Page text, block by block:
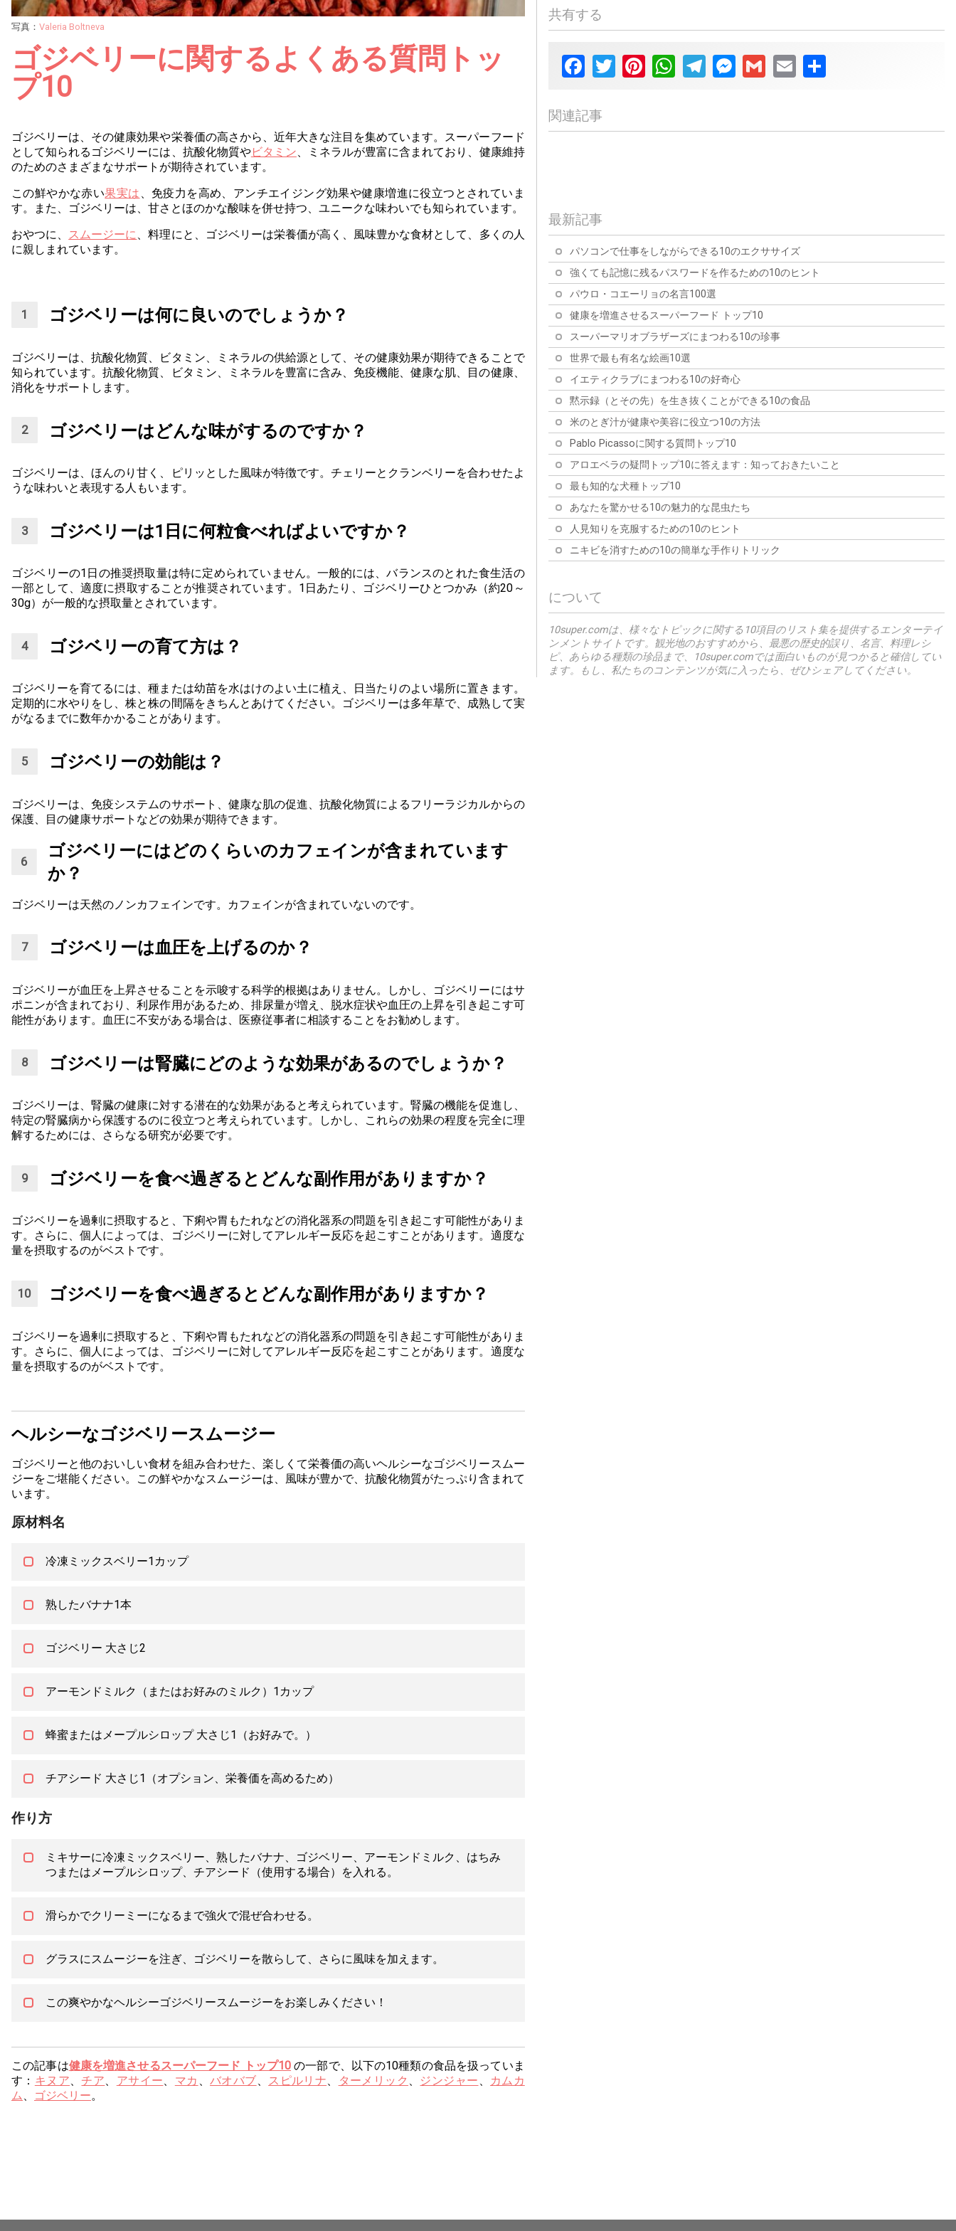
写真： Valeria Boltneva
ゴジベリーに関するよくある質問トッ
プ10
ゴジベリーは、その健康効果や栄養価の高さから、近年大きな注目を集めています。スーパーフード
として知られるゴジベリーには、抗酸化物質やビタミン 、ミネラルが豊富に含まれており、健康維持
のためのさまざまなサポートが期待されています。
この鮮やかな赤い果実は 、免疫力を高め、アンチエイジング効果や健康増進に役立つとされていま
す。また、ゴジベリーは、甘さとほのかな酸味を併せ持つ、ユニークな味わいでも知られています。
おやつに、 スムージーに
、料理にと、ゴジベリーは栄養価が高く、風味豊かな食材として、多くの人
に親しまれています。
ゴジベリーは何に良いのでしょうか？
ゴジベリーは、抗酸化物質、ビタミン、ミネラルの供給源として、その健康効果が期待できることで
知られています。抗酸化物質、ビタミン、ミネラルを豊富に含み、免疫機能、健康な肌、目の健康、
消化をサポートします。
ゴジベリーはどんな味がするのですか？
ゴジベリーは、ほんのり甘く、ピリッとした風味が特徴です。チェリーとクランベリーを合わせたよ
うな味わいと表現する人もいます。
ゴジベリーは1日に何粒食べればよいですか？
ゴジベリーの1日の推奨摂取量は特に定められていません。一般的には、バランスのとれた食生活の
一部として、適度に摂取することが推奨されています。1日あたり、ゴジベリーひとつかみ（約20～
30g）が一般的な摂取量とされています。
ゴジベリーの育て方は？
ゴジベリーを育てるには、種または幼苗を水はけのよい土に植え、日当たりのよい場所に置きます。
定期的に水やりをし、株と株の間隔をきちんとあけてください。ゴジベリーは多年草で、成熟して実
がなるまでに数年かかることがあります。
ゴジベリーの効能は？
ゴジベリーは、免疫システムのサポート、健康な肌の促進、抗酸化物質によるフリーラジカルからの
保護、目の健康サポートなどの効果が期待できます。
ゴジベリーにはどのくらいのカフェインが含まれています
か？
ゴジベリーは天然のノンカフェインです。カフェインが含まれていないのです。
ゴジベリーは血圧を上げるのか？
ゴジベリーが血圧を上昇させることを示唆する科学的根拠はありません。しかし、ゴジベリーにはサ
ポニンが含まれており、利尿作用があるため、排尿量が増え、脱水症状や血圧の上昇を引き起こす可
能性があります。血圧に不安がある場合は、医療従事者に相談することをお勧めします。
ゴジベリーは腎臓にどのような効果があるのでしょうか？
ゴジベリーは、腎臓の健康に対する潜在的な効果があると考えられています。腎臓の機能を促進し、
特定の腎臓病から保護するのに役立つと考えられています。しかし、これらの効果の程度を完全に理
解するためには、さらなる研究が必要です。
ゴジベリーを食べ過ぎるとどんな副作用がありますか？
ゴジベリーを過剰に摂取すると、下痢や胃もたれなどの消化器系の問題を引き起こす可能性がありま
す。さらに、個人によっては、ゴジベリーに対してアレルギー反応を起こすことがあります。適度な
量を摂取するのがベストです。
ゴジベリーを食べ過ぎるとどんな副作用がありますか？
ゴジベリーを過剰に摂取すると、下痢や胃もたれなどの消化器系の問題を引き起こす可能性がありま
す。さらに、個人によっては、ゴジベリーに対してアレルギー反応を起こすことがあります。適度な
量を摂取するのがベストです。
ヘルシーなゴジベリースムージー
ゴジベリーと他のおいしい食材を組み合わせた、楽しくて栄養価の高いヘルシーなゴジベリースムー
ジーをご堪能ください。この鮮やかなスムージーは、風味が豊かで、抗酸化物質がたっぷり含まれて
います。
原材料名
冷凍ミックスベリー1カップ
熟したバナナ1本
ゴジベリー 大さじ2
アーモンドミルク（またはお好みのミルク）1カップ
蜂蜜またはメープルシロップ 大さじ1（お好みで。）
チアシード 大さじ1（オプション、栄養価を高めるため）
作り方
ミキサーに冷凍ミックスベリー、熟したバナナ、ゴジベリー、アーモンドミルク、はちみ
つまたはメープルシロップ、チアシード（使用する場合）を入れる。
滑らかでクリーミーになるまで強火で混ぜ合わせる。
グラスにスムージーを注ぎ、ゴジベリーを散らして、さらに風味を加えます。
この爽やかなヘルシーゴジベリースムージーをお楽しみください！
この記事は健康を増進させるスーパーフード トップ10 の一部で、以下の10種類の食品を扱っていま
す： キヌア チア アサイー マカ 、バオバブ スピルリナ ターメリック ジンジャー
カムカ
ム
ゴジベリー。
共有する
Facebook
TwitterPinterestWhatsAppTelegramMessenger
Gmail Email
関連記事
の注意点など、この簡潔なガイドは、この万能な根菜に
ついて貴重な洞察を提供します。
ターメリックについて興味がありますか？この記事で
は、この人気のスパイスに関するよくある質問トップ10
を紹介しています。ウコンの健康効果、推奨される摂取
量、味の特徴、潜在的な副作用など、ウコンについて理
解を深めてください。ウコンについての疑問が解決する
はずです。
バオバブに関するよくある質問トップ10にお答えしま
す。バオバブの起源や栄養価、料理への利用、持続可能
性など、多用途で高い評価を得ているバオバブについて
知識を深めましょう。
最新記事
パソコンで仕事をしながらできる10のエクササイズ
強くても記憶に残るパスワードを作るための10のヒント
パウロ・コエーリョの名言100選
健康を増進させるスーパーフード トップ10
スーパーマリオブラザーズにまつわる10の珍事
世界で最も有名な絵画10選
イエティクラブにまつわる10の好奇心
黙示録（とその先）を生き抜くことができる10の食品
米のとぎ汁が健康や美容に役立つ10の方法
Pablo Picassoに関する質問トップ10
アロエベラの疑問トップ10に答えます：知っておきたいこと
最も知的な犬種トップ10
あなたを驚かせる10の魅力的な昆虫たち
人見知りを克服するための10のヒント
ニキビを消すための10の簡単な手作りトリック
について
10super.comは、様々なトピックに関する10項目のリスト集を提供するエンターテイ
ンメントサイトです。観光地のおすすめから、最悪の歴史的誤り、名言、料理レシ
ピ、あらゆる種類の珍品まで、10super.comでは面白いものが見つかると確信してい
ます。もし、私たちのコンテンツが気に入ったら、ぜひシェアしてください。